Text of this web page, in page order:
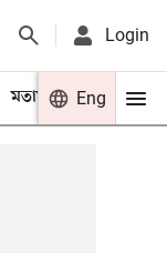
Login
মতামত খেলা
Eng